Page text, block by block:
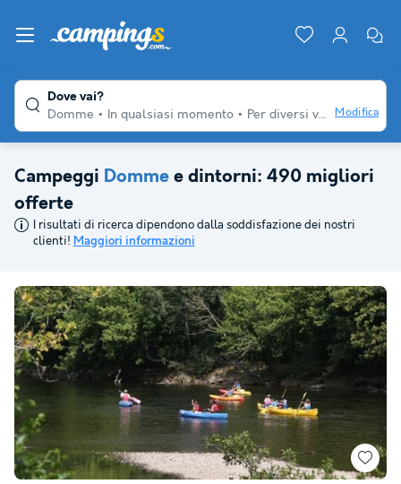
Dove vai?
Domme
In qualsiasi momento Per diversi viaggiatori Modifica
Campeggi Domme e dintorni: 490 migliori
offerte
I risultati di ricerca dipendono dalla soddisfazione dei nostri
clienti! Maggiori informazioni